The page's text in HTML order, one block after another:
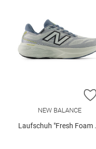
NEW BALANCE
Laufschuh "Fresh Foam X 880v15 Gore-Tex®"